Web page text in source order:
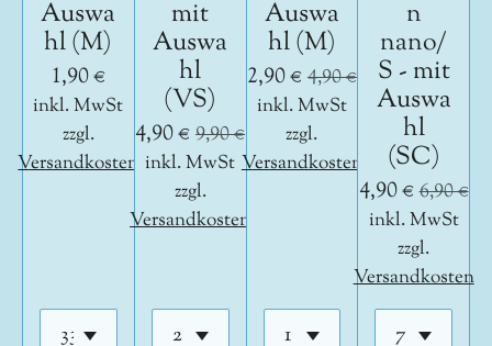
Auswa
hl (M)
1,90 €
inkl. MwSt
zzgl.
Versandkosten
mit
Auswa
hl
(VS)
4,90 € 9,90 €
inkl. MwSt
zzgl.
Versandkosten
Auswa
hl (M)
2,90 € 4,90 €
inkl. MwSt
zzgl.
Versandkosten
n
nano/
S - mit
Auswa
hl
(SC)
4,90 €6,90 €
inkl. MwSt
zzgl.
Versandkosten